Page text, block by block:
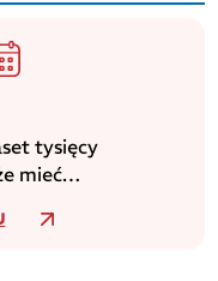
tysięcy
mieć